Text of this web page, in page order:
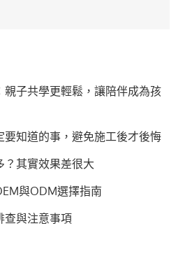
親子共學更輕鬆，讓陪伴成為孩
要知道的事，避免施工後才後悔
？其實效果差很大
與ODM選擇指南
查與注意事項